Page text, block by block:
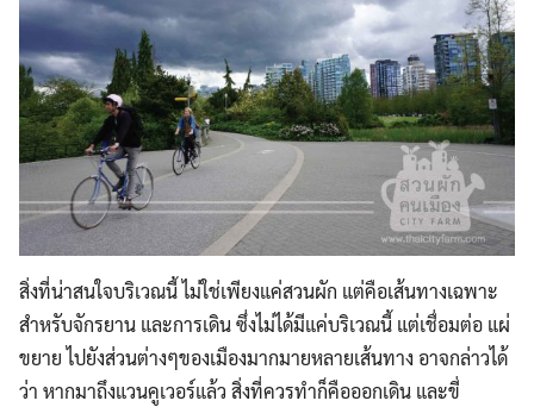
Search
for:
Search
สิ่งที่น่าสนใจบริเวณนี้ ไม่ใช่เพียงแค่สวนผัก แต่คือเส้นทางเฉพาะ
สำหรับจักรยาน และการเดิน ซึ่งไม่ได้มีแค่บริเวณนี้ แต่เชื่อมต่อ แผ่
ขยาย ไปยังส่วนต่างๆของเมืองมากมายหลายเส้นทาง อาจกล่าวได้
ว่า หากมาถึงแวนคูเวอร์แล้ว สิ่งที่ควรทำก็คือออกเดิน และขี่